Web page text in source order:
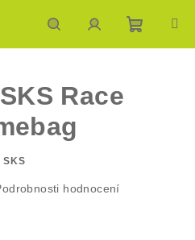
HledatPřihlášeníNákupní
Race
SKS
hodnocení